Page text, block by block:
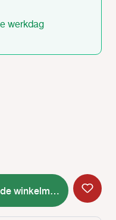
werkdag
Voer
winkelmand